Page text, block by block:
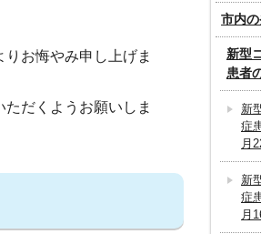
お悔やみ申し上げま
だくようお願いしま
市内
新型
患者
新
症
月
新
症
月